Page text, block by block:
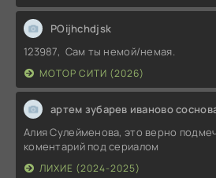
POijhchdjsk
123987, Сам ты немой/немая.
МОТОР СИТИ (2026)
артем зубарев иваново
Алия Сулейменова, это верно
коментарий под сериалом
ЛИХИЕ (2024-2025)